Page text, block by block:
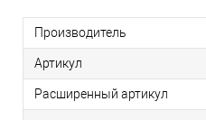
Производитель
Артикул
Расширенный артикул